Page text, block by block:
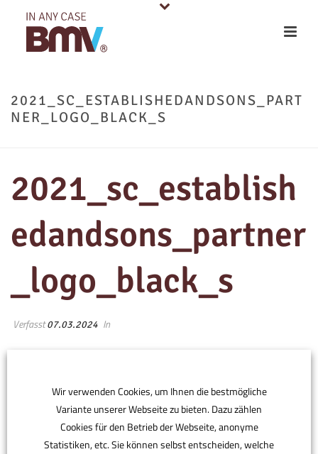
2021_SC_ESTABLISHEDANDSONS_PART
NER_LOGO_BLACK_S
2021_sc_establish
edandsons_partner
_logo_black_s
Verfasst07.03.2024 In
Wir verwenden Cookies, um Ihnen die bestmögliche
Variante unserer Webseite zu bieten. Dazu zählen
Cookies für den Betrieb der Webseite, anonyme
Statistiken, etc. Sie können selbst entscheiden, welche